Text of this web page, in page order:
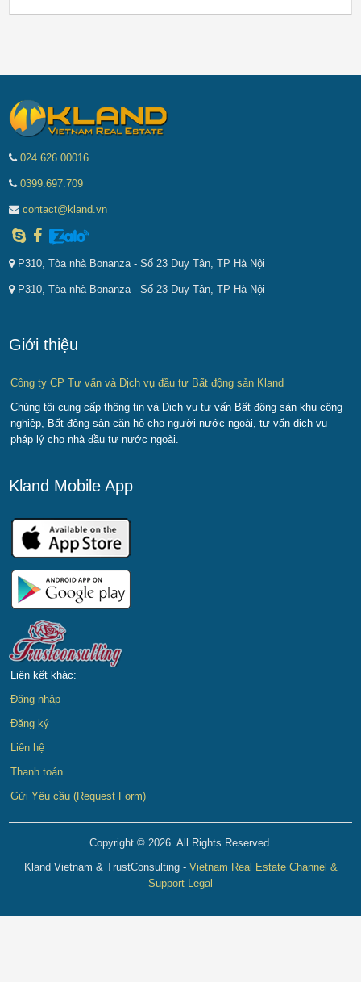
024.626.00016
0399.697.709
contact@kland.vn
P310, Tòa nhà Bonanza - Số 23 Duy Tân, TP Hà Nội
P310, Tòa nhà Bonanza - Số 23 Duy Tân, TP Hà Nội
Giới thiệu
Công ty CP Tư vấn và Dịch vụ đầu tư Bất động sản Kland
Chúng tôi cung cấp thông tin và Dịch vụ tư vấn Bất động sản khu công
nghiệp, Bất động sản căn hộ cho người nước ngoài, tư vấn dịch vụ
pháp lý cho nhà đầu tư nước ngoài.
Kland Mobile App
Liên kết khác:
Đăng nhập
Đăng ký
Liên hệ
Thanh toán
Gửi Yêu cầu (Request Form)
Copyright © 2026. All Rights Reserved.
Kland Vietnam & TrustConsulting - Vietnam Real Estate Channel &
Support Legal